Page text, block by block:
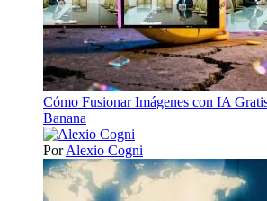
Cómo Fusionar Imágenes con IA
Banana
Por Alexio Cogni